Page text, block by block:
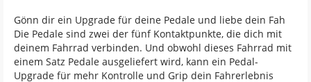
Gönn dir ein Upgrade für deine Pedale und liebe dein Fah
Die Pedale sind zwei der fünf Kontaktpunkte, die dich mit
deinem Fahrrad verbinden. Und obwohl dieses Fahrrad mit
einem Satz Pedale ausgeliefert wird, kann ein Pedal-
Upgrade für mehr Kontrolle und Grip dein Fahrerlebnis